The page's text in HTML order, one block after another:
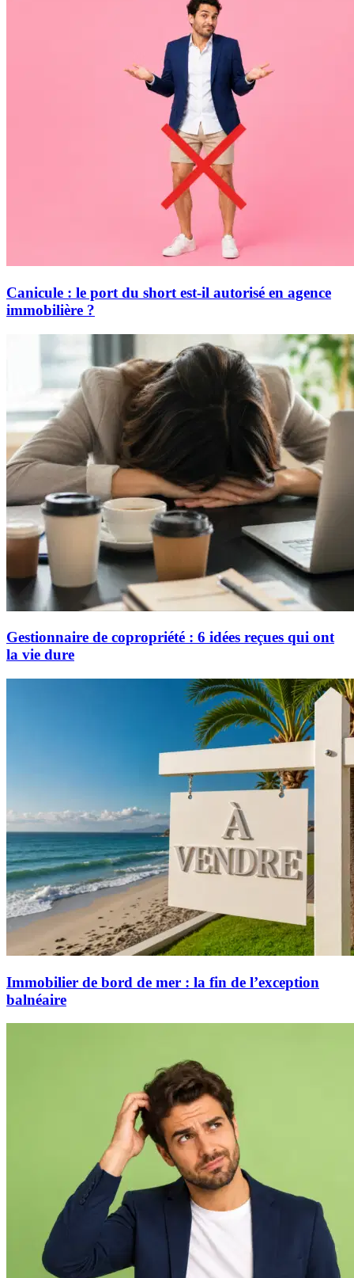
Canicule : le port du short est-il autorisé en agence
immobilière ?
Gestionnaire de copropriété : 6 idées reçues qui ont
la vie dure
Immobilier de bord de mer : la fin de l’exception
balnéaire